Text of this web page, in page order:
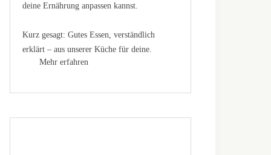
deine Ernährung anpassen kannst.
Kurz gesagt: Gutes Essen, verständlich
erklärt – aus unserer Küche für deine.
Mehr erfahren